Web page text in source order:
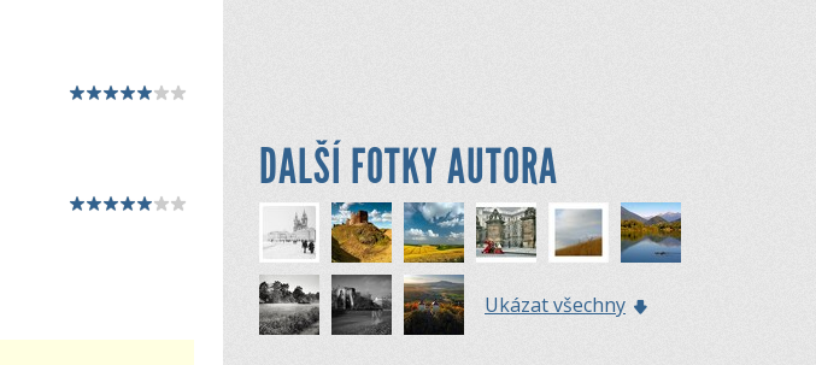
DALŠÍ FOTKY AUTORA
Ukázat všechny